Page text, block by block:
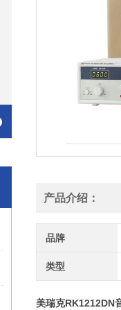
产品介绍：
品牌
类型
美瑞克RK1212DN